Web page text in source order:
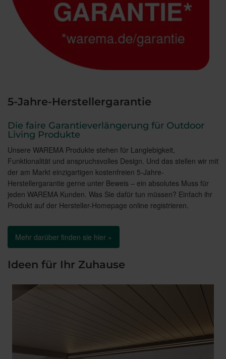
5-Jahre-Herstellergarantie
Die faire Garantieverlängerung für Outdoor
Living Produkte
Unsere WAREMA Produkte stehen für Langlebigkeit,
Funktionalität und anspruchsvolles Design. Und das stellen wir mit
der am Markt einzigartigen kostenfreien 5-Jahre-
Herstellergarantie gerne unter Beweis – ein absolutes Muss für
jeden WAREMA Kunden. Was Sie dafür tun müssen? Einfach ihr
Produkt auf der Hersteller-Homepage online registrieren.
Mehr darüber finden sie hier »
Ideen für Ihr Zuhause